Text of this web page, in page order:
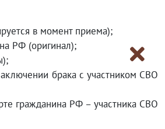
в момент приема);
РФ (оригинал);
брака с участником СВО
гражданина РФ – участника СВО